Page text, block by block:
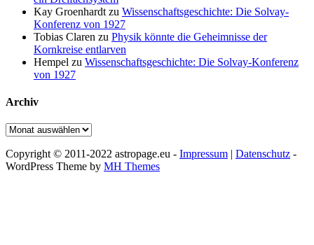
Kay Groenhardt zu Wissenschaftsgeschichte: Die Solvay-
Konferenz von 1927
Tobias Claren zu Physik könnte die Geheimnisse der
Kornkreise entlarven
Hempel zu Wissenschaftsgeschichte: Die Solvay-Konferenz
von 1927
Archiv
Archiv
Copyright © 2011-2022 astropage.eu - Impressum | Datenschutz -
WordPress Theme by MH Themes